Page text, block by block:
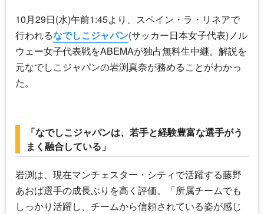
10月29日(水)午前1:45より、スペイン・ラ・リネアで
行われるなでしこジャパン(サッカー日本女子代表)ノル
ウェー女子代表戦をABEMAが独占無料生中継。解説を
元なでしこジャパンの岩渕真奈が務めることがわかっ
た。
「なでしこジャパンは、若手と経験豊富な選手がう
まく融合している」
岩渕は、現在マンチェスター・シティで活躍する藤野
あおば選手の成長ぶりを高く評価。「所属チームでも
しっかり活躍し、チームから信頼されている姿が感じ